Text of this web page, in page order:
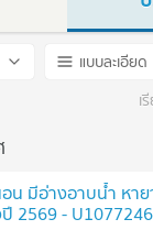
แบบละเอียด
เ
น มีอ่างอาบน้ำ หา
2569 - U1077246